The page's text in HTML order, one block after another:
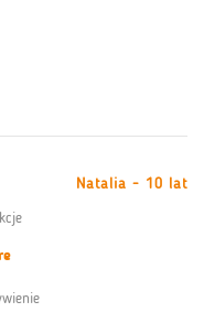
Natalia - 10 lat